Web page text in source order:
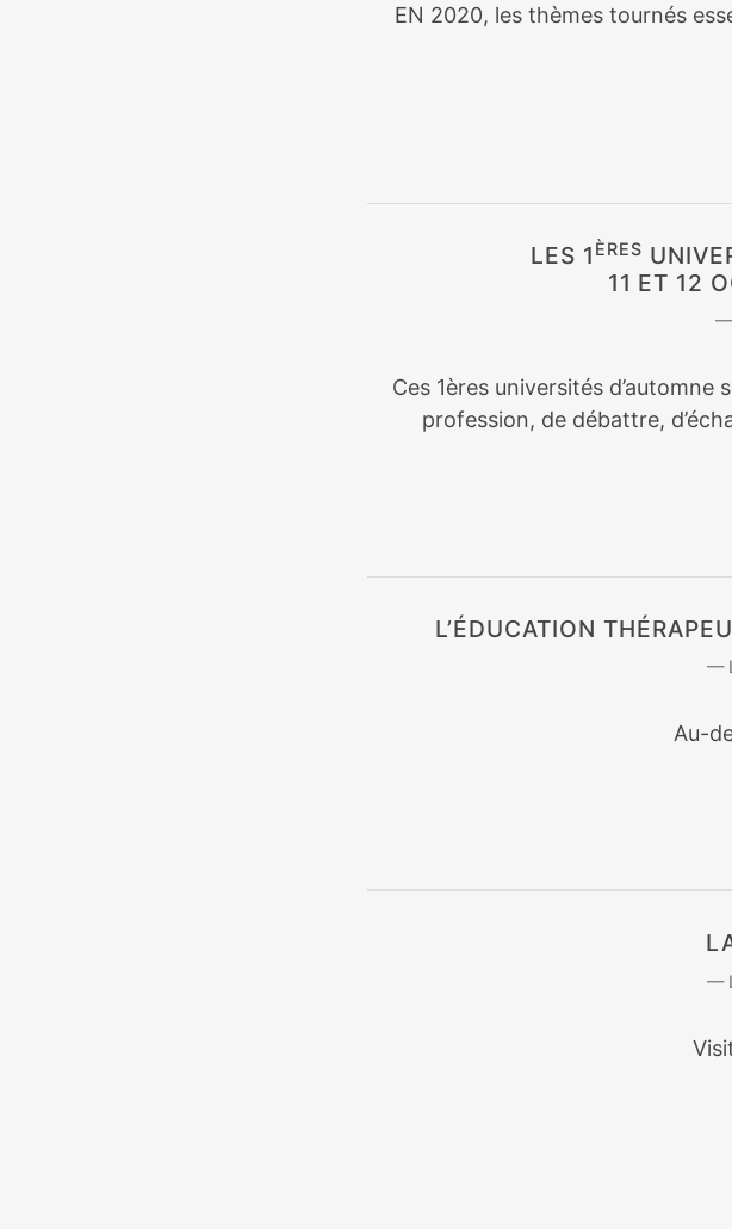
EN 2020, les thèmes tournés
LES 1 ÈRES
11 ET 12
Ces 1ères universités
profession, de débattre,
L’ÉDUCATION
Au-